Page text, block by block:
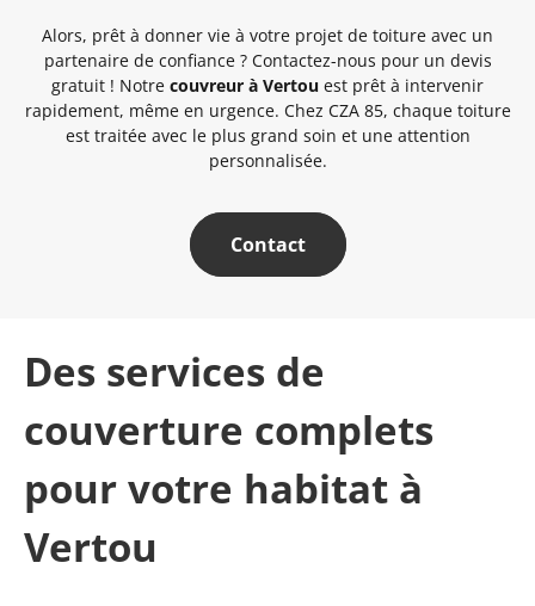
Alors, prêt à donner vie à votre projet de toiture avec un
partenaire de confiance ? Contactez-nous pour un devis
gratuit ! Notre couvreur à Vertou est prêt à intervenir
rapidement, même en urgence. Chez CZA 85, chaque toiture
est traitée avec le plus grand soin et une attention
personnalisée.
Contact
Des services de
couverture complets
pour votre habitat à
Vertou